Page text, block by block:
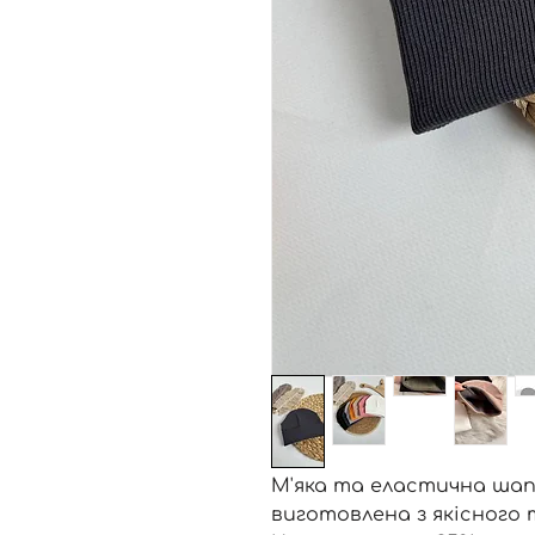
М'яка та еластична
виготовлена з